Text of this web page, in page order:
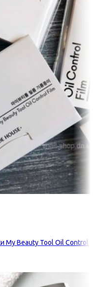
My Beauty Tool Oil Control